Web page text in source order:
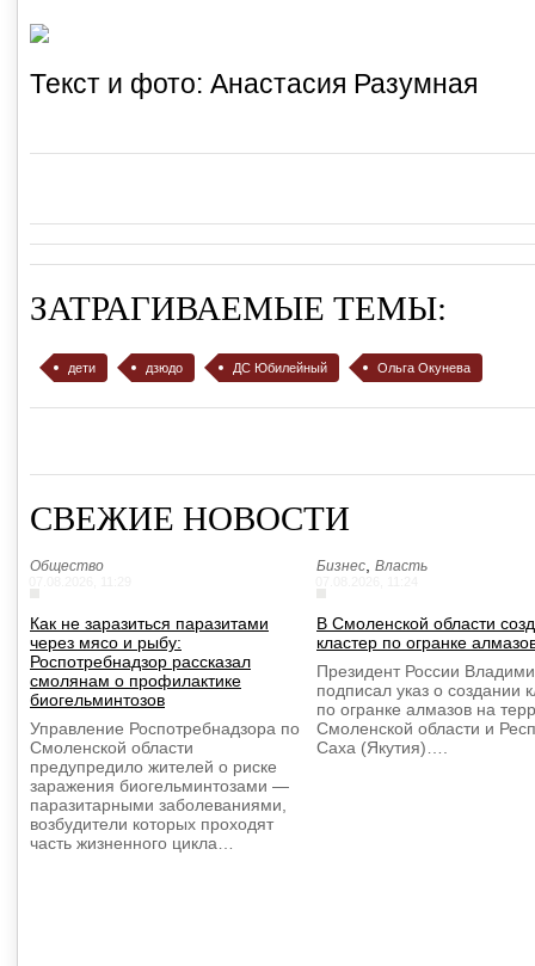
Текст и фото: Анастасия Разумная
ЗАТРАГИВАЕМЫЕ ТЕМЫ:
дети дзюдо ДС Юбилейный Ольга Окунева
СВЕЖИЕ НОВОСТИ
Общество
Как не заразиться паразитами
через мясо и рыбу:
Роспотребнадзор рассказал
смолянам о профилактике
биогельминтозов
Управление Роспотребнадзора по
Смоленской области
предупредило жителей о риске
заражения биогельминтозами —
паразитарными заболеваниями,
возбудители которых проходят
часть жизненного цикла…
Бизнес Власть
В Смоленской области
кластер по огранке
Президент России
подписал указ о создании
по огранке алмазов на
Смоленской области и
Саха (Якутия)….